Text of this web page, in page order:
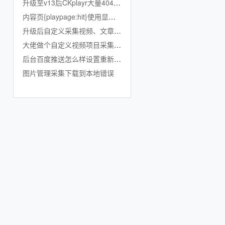
升级至v13后CKplayr大量404错误
内容页{playpage:hit}使用显示不出来数值
升级后自定义采集视频、文章入临时库没有显示
大佬做个自定义视频项目采集和自定义新闻项目采集啊脚本采集啊
后台百度推送怎么样设置重新0开始？
图片管理采集下载到本地错误